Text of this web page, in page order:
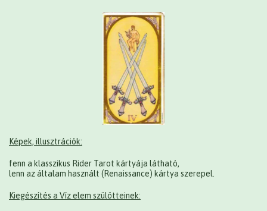
Képek, illusztrációk:
fenn a klasszikus Rider Tarot kártyája látható,
lenn az általam használt (Renaissance) kártya szerepel.
Kiegészítés a Víz elem szülötteinek: